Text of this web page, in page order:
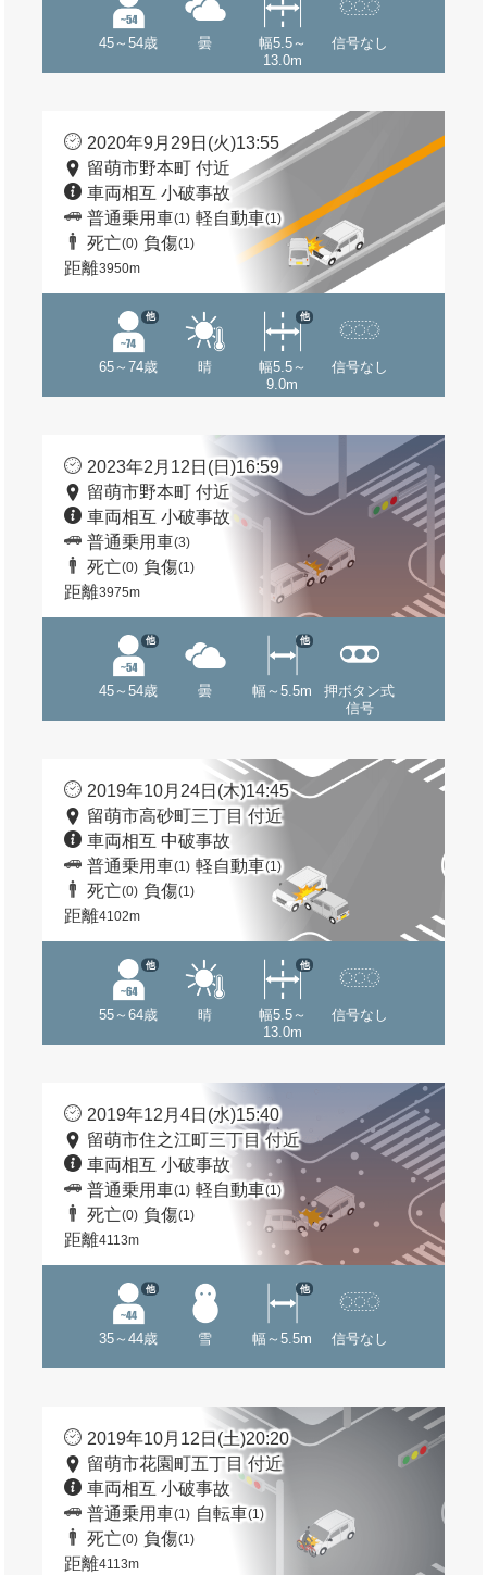
45～54歳 曇
幅5.5～
13.0m
信号なし
2020年9月29日(火)13:55
留萌市野本町 付近
車両相互 小破事故
普通乗用車(1) 軽自動車(1)
死亡(0) 負傷(1)
距離3950m
65～74歳
他
晴
幅5.5～
9.0m
他
信号なし
2023年2月12日(日)16:59
留萌市野本町 付近
車両相互 小破事故
普通乗用車(3)
死亡(0) 負傷(1)
距離3975m
45～54歳
他
曇 幅～5.5m
他
押ボタン式
信号
2019年10月24日(木)14:45
留萌市高砂町三丁目 付近
車両相互 中破事故
普通乗用車(1) 軽自動車(1)
死亡(0) 負傷(1)
距離4102m
55～64歳
他
晴
幅5.5～
13.0m
他
信号なし
2019年12月4日(水)15:40
留萌市住之江町三丁目 付近
車両相互 小破事故
普通乗用車(1) 軽自動車(1)
死亡(0) 負傷(1)
距離4113m
35～44歳
他
雪 幅～5.5m
他
信号なし
2019年10月12日(土)20:20
留萌市花園町五丁目 付近
車両相互 小破事故
普通乗用車(1) 自転車(1)
死亡(0) 負傷(1)
距離4113m